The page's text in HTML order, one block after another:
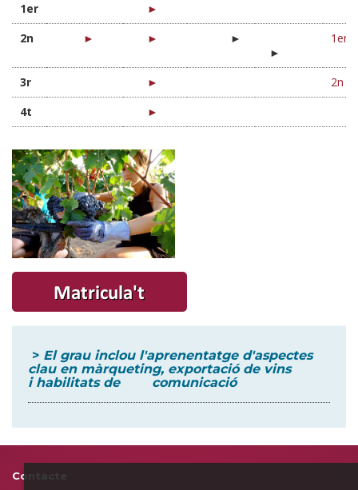
1er
►
2n
► ►
►
►
1er
3r ►
2n Q
4t
►
> El grau inclou l'aprenentatge d'aspectes
clau en màrqueting, exportació de vins
i habilitats de comunicació
Contacte